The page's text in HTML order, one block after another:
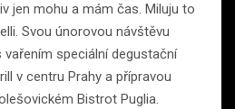
jen mohu a mám čas. Miluju to
Svou únorovou návštěvu
speciální degustační
v centru Prahy a přípravou
Bistrot Puglia.